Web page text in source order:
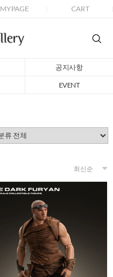
MYPAGE CART
공지사항
EVENT